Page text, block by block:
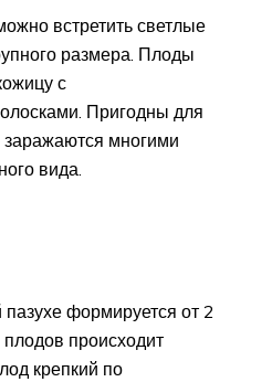
встретить светлые
размера. Плоды
с
Пригодны для
заражаются многими
вида.
формируется от 2
происходит
крепкий по